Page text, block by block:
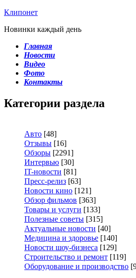
Клипонет
Новинки каждый день
Главная
Новости
Видео
Фото
Контакты
Категории раздела
Авто [48]
Отзывы [16]
Обзоры [2291]
Интервью [30]
IT-новости [81]
Пресс-релиз [63]
Новости кино [121]
Обзор фильмов [363]
Товары и услуги [133]
Полезные советы [315]
Актуальные новости [40]
Медицина и здоровье [140]
Новости шоу-бизнеса [129]
Строительство и ремонт [119]
Оборудование и производство